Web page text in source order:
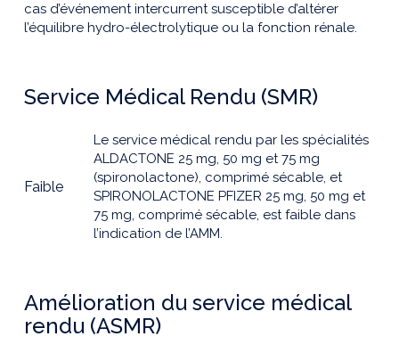
cas d’événement intercurrent susceptible d’altérer
l’équilibre hydro-électrolytique ou la fonction rénale.
Service Médical Rendu (SMR)
Faible
Le service médical rendu par les spécialités
ALDACTONE 25 mg, 50 mg et 75 mg
(spironolactone), comprimé sécable, et
SPIRONOLACTONE PFIZER 25 mg, 50 mg et
75 mg, comprimé sécable, est faible dans
l’indication de l’AMM.
Amélioration du service médical
rendu (ASMR)